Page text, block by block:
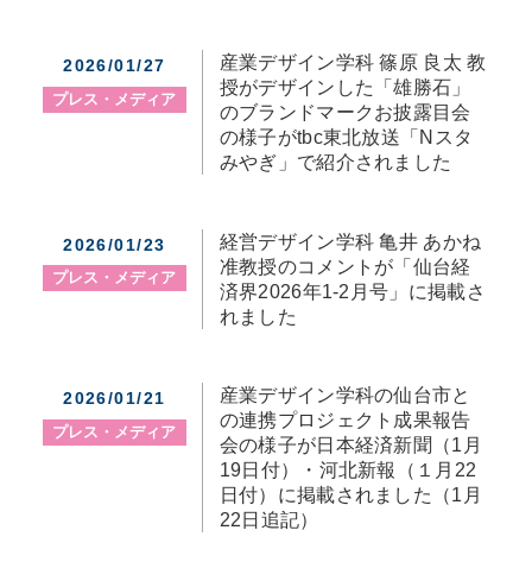
2026/01/27
プレス・メディア
産業デザイン学科 篠原 良太 教
授がデザインした「雄勝石」
のブランドマークお披露目会
の様子がtbc東北放送「Nスタ
みやぎ」で紹介されました
2026/01/23
プレス・メディア
経営デザイン学科 亀井 あかね
准教授のコメントが「仙台経
済界2026年1-2月号」に掲載さ
れました
2026/01/21
プレス・メディア
産業デザイン学科の仙台市と
の連携プロジェクト成果報告
会の様子が日本経済新聞（1月
19日付）・河北新報（１月22
日付）に掲載されました（1月
22日追記）